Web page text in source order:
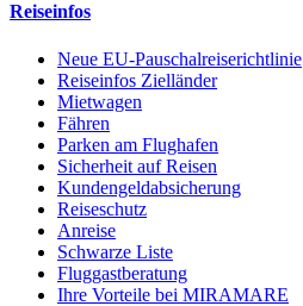
Reiseinfos
Neue EU-Pauschalreiserichtlinie
Reiseinfos Zielländer
Mietwagen
Fähren
Parken am Flughafen
Sicherheit auf Reisen
Kundengeldabsicherung
Reiseschutz
Anreise
Schwarze Liste
Fluggastberatung
Ihre Vorteile bei MIRAMARE